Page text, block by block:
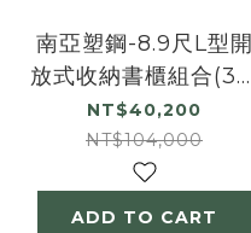
南亞塑鋼-8.9尺L型開
放式收納書櫃組合(3尺
書櫃+1.9尺轉角書櫃
+4尺書櫃)
NT$40,200
NT$104,000
ADD TO CART